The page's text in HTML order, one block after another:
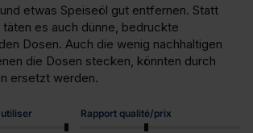
etwas Speiseöl gut entfernen. Statt
es auch dünne, bedruckte
Dosen. Auch die wenig nachhaltigen
die Dosen stecken, könnten durch
ersetzt werden.
Rapport qualité/prix